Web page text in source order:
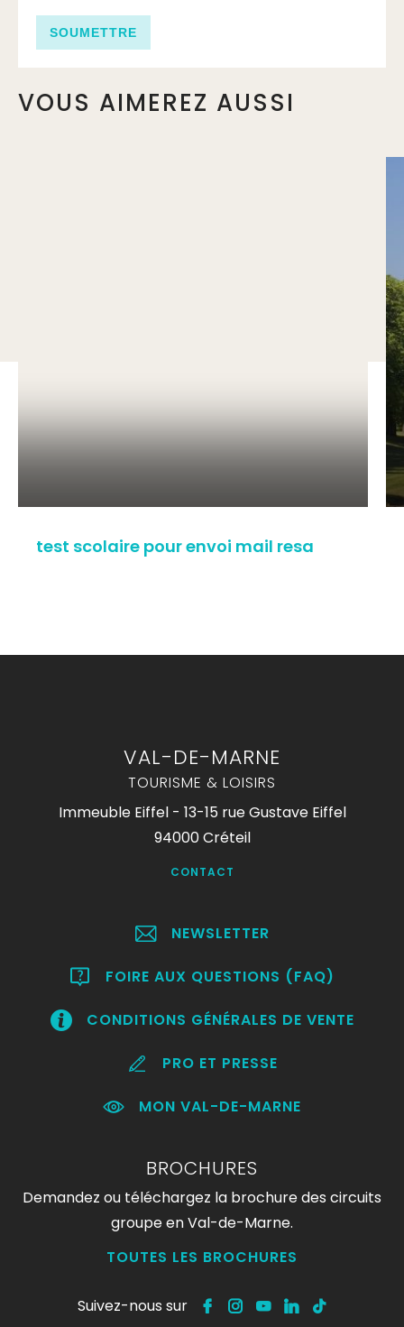
VOUS AIMEREZ AUSSI
test scolaire pour envoi mail resa
VAL-DE-MARNE
TOURISME & LOISIRS
Immeuble Eiffel - 13-15 rue Gustave Eiffel
94000 Créteil
CONTACT
NEWSLETTER
FOIRE AUX QUESTIONS (FAQ)
CONDITIONS GÉNÉRALES DE VENTE
PRO ET PRESSE
MON VAL-DE-MARNE
BROCHURES
Demandez ou téléchargez la brochure des circuits
groupe en Val-de-Marne.
TOUTES LES BROCHURES
Suivez-nous sur